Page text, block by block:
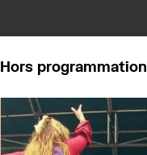
Hors programmation